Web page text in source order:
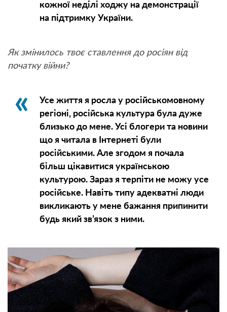
кожної неділі ходжу на демонстрації
на підтримку України.
Як змінилось твоє ставлення до росіян від
початку війни?
Усе життя я росла у російськомовному
регіоні, російська культура була дуже
близько до мене. Усі блогери та новини
що я читала в Інтернеті були
російськими. Але згодом я почала
більш цікавитися українською
культурою. Зараз я терпіти не можу усе
російське. Навіть типу адекватні люди
викликають у мене бажання припинити
будь який зв’язок з ними.